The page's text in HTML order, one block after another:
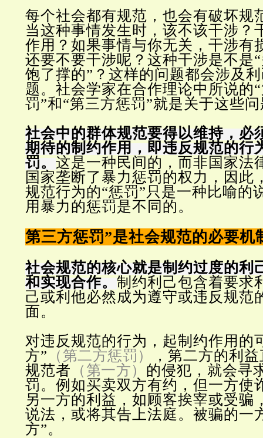
每个社会都有规范，也会有破坏规
当这种事情发生时，该不该干涉？
作用？如果事情与你无关，干涉有
还要不要干涉呢？这种干涉是不是
饱了撑的”？这样的问题都会涉及
题。社会学家在合作理论中所说的
罚”和“第三方惩罚”就是关于这些
社会中的群体规范要得以维持，必
期待的制约作用，即违反规范的行
罚。这是一种民间的，而非国家法
国家垄断了暴力惩罚的权力，因此
规范行为的“惩罚”只是一种比喻的
用暴力的惩罚是不同的。
第三方惩罚”是社会规范的必要机
社会规范的核心就是制约过度的利
和实现合作。制约利己包含着要求
己或利他必然成为遵守或违反规范
面。
对违反规范的行为，起制约作用的
方” （第二方惩罚）
，第二方的利
规范者 （第一方） 的侵犯，就会寻
罚。例如买卖双方有约，但一方使
另一方的利益，如顾客挨宰或受骗
说法，或将其告上法庭。被骗的一
方”。